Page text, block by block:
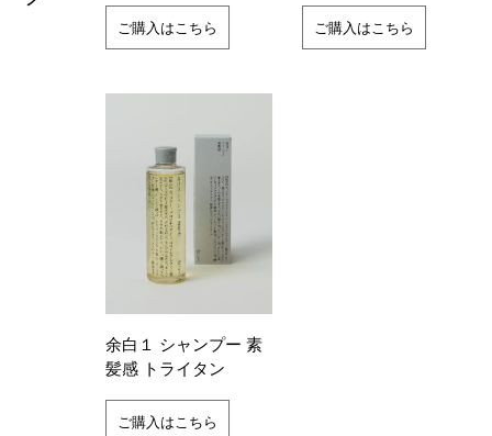
ご購入はこちら ご購入はこちら
余白１ シャンプー 素
髪感 トライタン
ご購入はこちら